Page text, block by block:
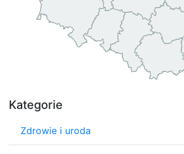
Kategorie
Zdrowie i uroda